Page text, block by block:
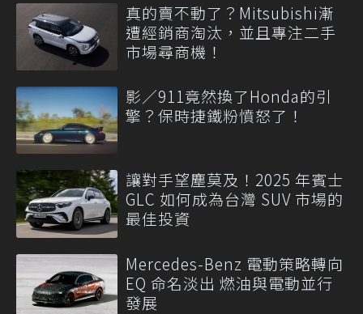
真的賣不動了？Mitsubishi漸
遭經銷商淘汰，並且專注二手
市場尋商機！
影／911竟然換了Honda的引
擎？保時捷鐵粉憤怒了！
讓對手望塵莫及！2025 年賓士
GLC 如何成為台灣 SUV 市場的
最佳投資
Mercedes-Benz 電動策略轉向
EQ 命名淡出 燃油與電動並行
發展